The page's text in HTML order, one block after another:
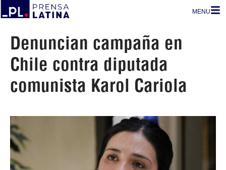
MENU
Denuncian campaña en
Chile contra diputada
comunista Karol Cariola